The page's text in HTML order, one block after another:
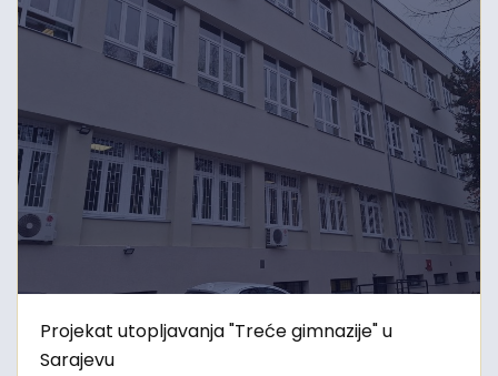
Projekat utopljavanja "Treće gimnazije" u
Sarajevu